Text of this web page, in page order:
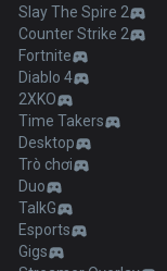
Slay The Spire 2
Counter Strike 2
Fortnite
Diablo 4
2XKO
Time Takers
Desktop
Trò chơi
Duo
TalkG
Esports
Gigs